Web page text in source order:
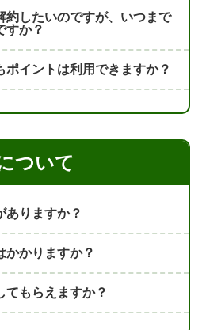
約したいのですが、いつまで
すか？
ポイントは利用できますか？
ついて
ありますか？
かかりますか？
てもらえますか？